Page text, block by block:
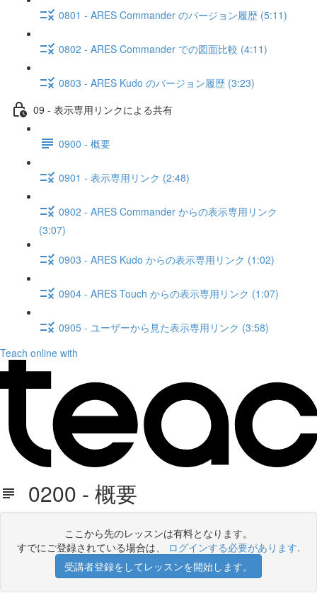
0801 - ARES Commander のバージョン履歴 (5:11)
0802 - ARES Commander での図面比較 (4:11)
0803 - ARES Kudo のバージョン履歴 (3:23)
09 - 表示専用リンクによる共有
0900 - 概要
0901 - 表示専用リンク (2:48)
0902 - ARES Commander からの表示専用リンク
(3:07)
0903 - ARES Kudo からの表示専用リンク (1:02)
0904 - ARES Touch からの表示専用リンク (1:07)
0905 - ユーザーから見た表示専用リンク (3:58)
Teach online with
0200 - 概要
ここから先のレッスンは有料となります。
すでにご登録されている場合は、 ログインする必要があります.
受講者登録をしてレッスンを開始します。